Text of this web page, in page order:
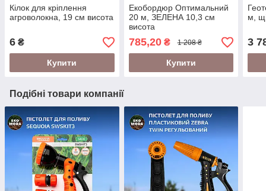
Кілок для кріплення
агроволокна, 19 см висота
6 ₴
Купити
Екобордюр Оптимальний
20 м, ЗЕЛЕНА 10,3 см
висота
785,20₴ 1 208 ₴
Купити
м,
3
Подібні товари компанії